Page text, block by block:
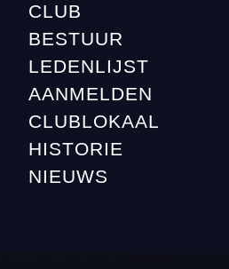
CLUB
BESTUUR
LEDENLIJST
AANMELDEN
CLUBLOKAAL
HISTORIE
NIEUWS